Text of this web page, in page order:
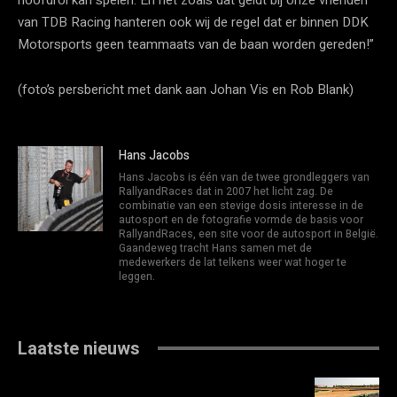
van TDB Racing hanteren ook wij de regel dat er binnen DDK
Motorsports geen teammaats van de baan worden gereden!”
(foto’s persbericht met dank aan Johan Vis en Rob Blank)
Hans Jacobs
Hans Jacobs is één van de twee grondleggers van
RallyandRaces dat in 2007 het licht zag. De
combinatie van een stevige dosis interesse in de
autosport en de fotografie vormde de basis voor
RallyandRaces, een site voor de autosport in België.
Gaandeweg tracht Hans samen met de
medewerkers de lat telkens weer wat hoger te
leggen.
Laatste nieuws